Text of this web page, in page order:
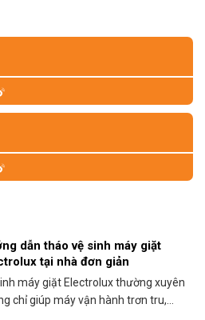
dẫn tháo vệ sinh máy giặt
tại nhà đơn giản
máy giặt Electrolux thường xuyên
chỉ giúp máy vận hành trơn tru,...